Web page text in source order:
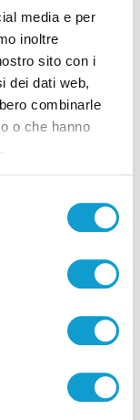
media e per
inoltre
sito con i
dei dati web,
combinarle
o che hanno